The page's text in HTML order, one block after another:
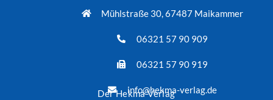
Mühlstraße 30, 67487 Maikammer
06321 57 90 909
06321 57 90 919
info@hekma-verlag.de
Der Hekma Verlag